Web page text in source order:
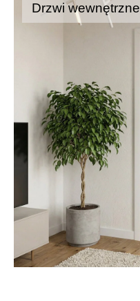
Drzwi wewnętrzne